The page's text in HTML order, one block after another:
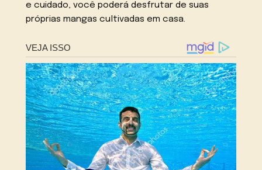
e cuidado, você poderá desfrutar de suas
próprias mangas cultivadas em casa.